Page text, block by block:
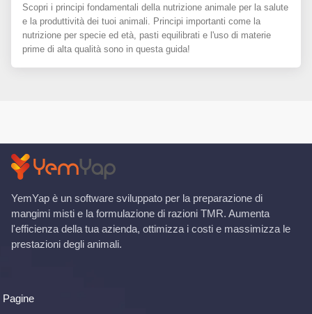
Scopri i principi fondamentali della nutrizione animale per la salute
e la produttività dei tuoi animali. Principi importanti come la
nutrizione per specie ed età, pasti equilibrati e l'uso di materie
prime di alta qualità sono in questa guida!
YemYap è un software sviluppato per la preparazione di
mangimi misti e la formulazione di razioni TMR. Aumenta
l'efficienza della tua azienda, ottimizza i costi e massimizza le
prestazioni degli animali.
Pagine